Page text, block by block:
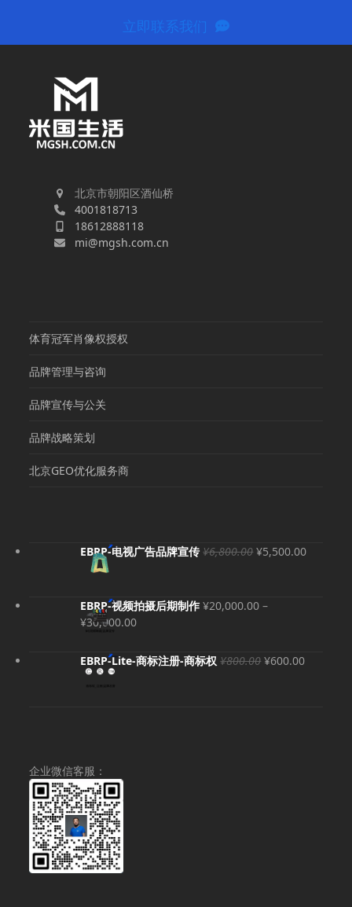
立即联系我们
北京市朝阳区酒仙桥
4001818713
18612888118
mi@mgsh.com.cn
体育冠军肖像权授权
品牌管理与咨询
品牌宣传与公关
品牌战略策划
北京GEO优化服务商
EBRP-电视广告品牌宣传 ¥6,800.00 原
¥6,800.00。
¥5,500.00当
EBRP-视频拍摄后期制作 ¥20,000.00 –
¥30,000.00价
范
围：
EBRP-Lite-商标注册-商标权 ¥800.00 原
¥600.00当
企业微信客服：